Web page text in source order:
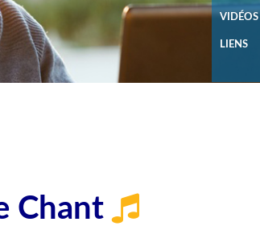
VIDÉOS
LIENS
Chant